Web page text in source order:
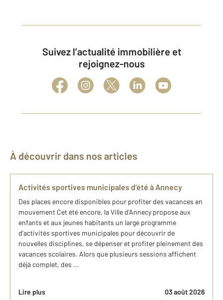
Suivez l’actualité immobilière et
rejoignez-nous
À découvrir dans nos articles
Activités sportives municipales d’été à Annecy
Des places encore disponibles pour profiter des vacances en
mouvement Cet été encore, la Ville d’Annecy propose aux
enfants et aux jeunes habitants un large programme
d’activités sportives municipales pour découvrir de
nouvelles disciplines, se dépenser et profiter pleinement des
vacances scolaires. Alors que plusieurs sessions affichent
déjà complet, des ...
Lire plus 03 août 2026